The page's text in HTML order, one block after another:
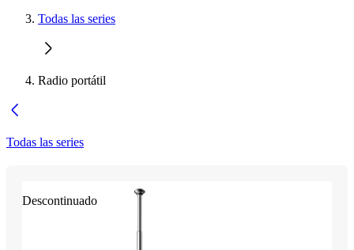
Todas las series
Radio portátil
Todas las series
Descontinuado